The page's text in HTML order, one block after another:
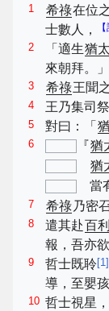
1 希祿在位
士數人，
2 「適生猶太
來朝拜。」
3 希祿王聞
4 王乃集司
5 對曰：「
6 『猶
猶
當
7 希祿乃密
8 遣其赴百
報，吾亦
9 哲士既聆[1]
導，至嬰
10 哲士視星